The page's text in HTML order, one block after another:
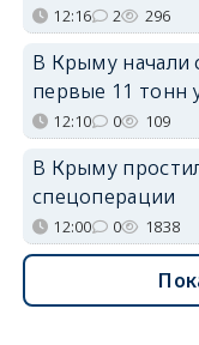
12:16 2 296
В Крыму начали
первые 11 тонн
12:10 0 109
В Крыму
спецоперации
12:00 0 1838